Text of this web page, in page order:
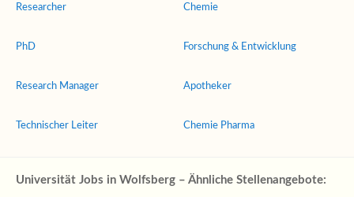
Researcher
PhD
Research Manager
Technischer Leiter
Chemie
Forschung & Entwicklung
Apotheker
Chemie Pharma
Universität Jobs in Wolfsberg – Ähnliche Stellenangebote: